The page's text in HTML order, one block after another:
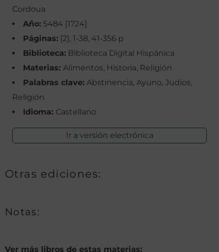
Cordoua
Año: 5484 [1724]
Páginas: [2], 1-38, 41-356 p
Biblioteca: Biblioteca Digital Hispánica
Materias: Alimentos, Historia, Religión
Palabras clave: Abstinencia, Ayuno, Judíos,
Religión
Idioma: Castellano
Ir a versión electrónica
Otras ediciones:
Notas:
Ver más libros de estas materias: